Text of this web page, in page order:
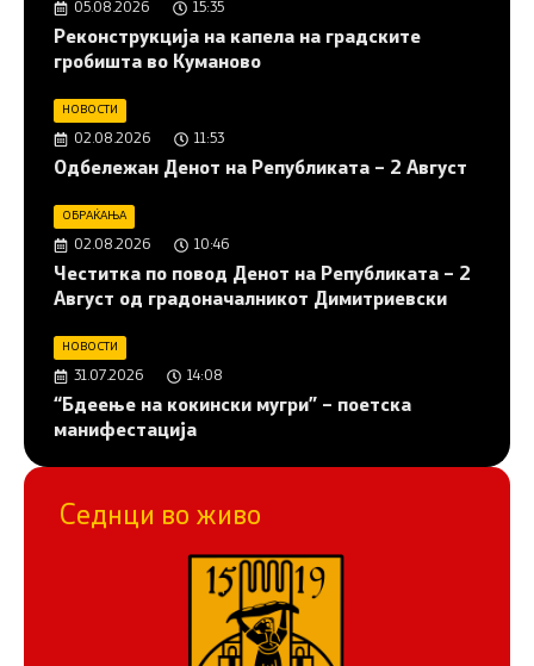
05.08.2026 15:35
Реконструкција на капела на градските
гробишта во Куманово
НОВОСТИ
02.08.2026 11:53
Одбележан Денот на Републиката – 2 Август
ОБРАЌАЊА
02.08.2026 10:46
Честитка по повод Денот на Републиката – 2
Август од градоначалникот Димитриевски
НОВОСТИ
31.07.2026 14:08
“Бдеење на кокински мугри” – поетска
манифестација
Седнци во живо